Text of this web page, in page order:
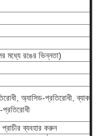
মধ্যে রঙের ভিন্নতা)
অ্যাসিড-প্রতিরোধী, ব্যাক
প্রতিরোধী
ব্যবহার করুন